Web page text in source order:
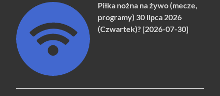
Piłka nożna na żywo (mecze,
programy) 30 lipca 2026
(Czwartek)? [2026-07-30]